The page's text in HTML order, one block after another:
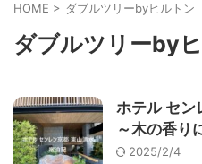
HOME > ダブルツリーbyヒルトン
ダブルツリーby
ホテル セン
～木の香り
2025/2/4